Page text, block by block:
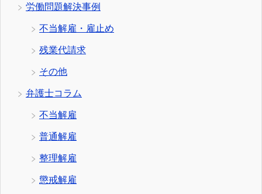
労働問題解決事例
不当解雇・雇止め
残業代請求
その他
弁護士コラム
不当解雇
普通解雇
整理解雇
懲戒解雇